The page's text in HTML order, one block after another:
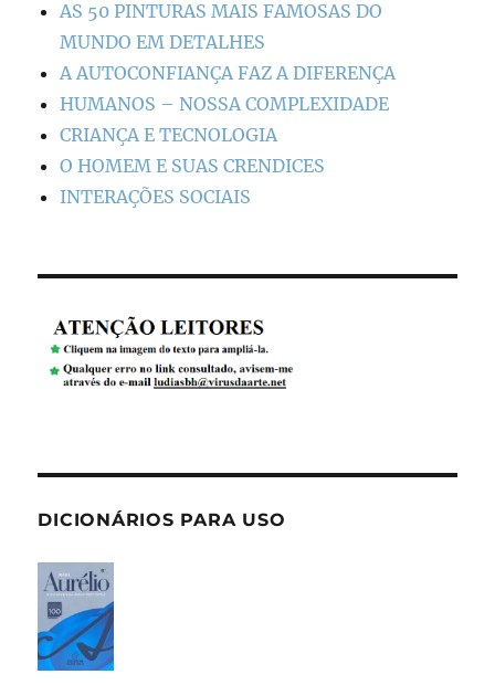
AS 50 PINTURAS MAIS FAMOSAS DO
MUNDO EM DETALHES
A AUTOCONFIANÇA FAZ A DIFERENÇA
HUMANOS – NOSSA COMPLEXIDADE
CRIANÇA E TECNOLOGIA
O HOMEM E SUAS CRENDICES
INTERAÇÕES SOCIAIS
DICIONÁRIOS PARA USO